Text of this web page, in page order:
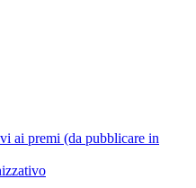
ai premi (da pubblicare in